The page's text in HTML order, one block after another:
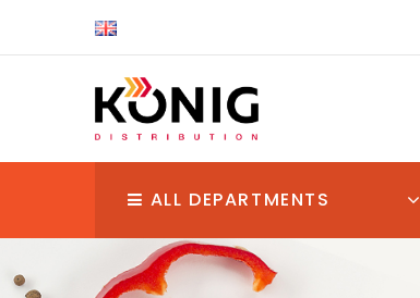
ALL DEPARTMENTS